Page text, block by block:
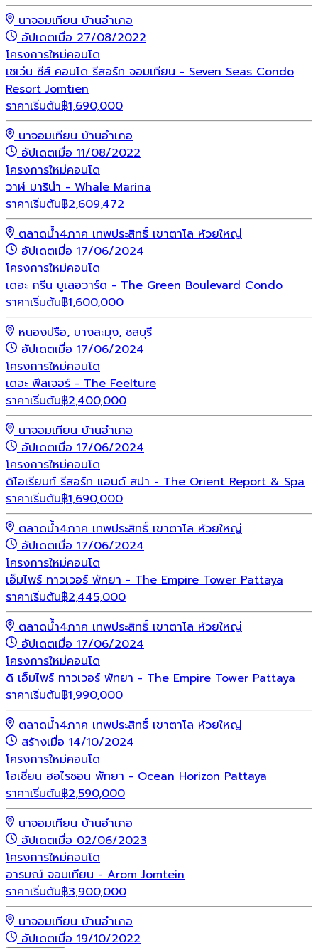
นาจอมเทียน บ้านอำเภอ
อัปเดตเมื่อ 27/08/2022
โครงการใหม่คอนโด
เซเว่น ซีส์ คอนโด รีสอร์ท จอมเทียน - Seven Seas Condo
Resort Jomtien
ราคาเริ่มต้น฿1,690,000
นาจอมเทียน บ้านอำเภอ
อัปเดตเมื่อ 11/08/2022
โครงการใหม่คอนโด
วาฬ มาริน่า - Whale Marina
ราคาเริ่มต้น฿2,609,472
ตลาดน้ำ4ภาค เทพประสิทธิ์ เขาตาโล ห้วยใหญ่
อัปเดตเมื่อ 17/06/2024
โครงการใหม่คอนโด
เดอะ กรีน บูเลอวาร์ด - The Green Boulevard Condo
ราคาเริ่มต้น฿1,600,000
หนองปรือ, บางละมุง, ชลบุรี
อัปเดตเมื่อ 17/06/2024
โครงการใหม่คอนโด
เดอะ ฟีลเจอร์ - The Feelture
ราคาเริ่มต้น฿2,400,000
นาจอมเทียน บ้านอำเภอ
อัปเดตเมื่อ 17/06/2024
โครงการใหม่คอนโด
ดิโอเรียนท์ รีสอร์ท แอนด์ สปา - The Orient Report & Spa
ราคาเริ่มต้น฿1,690,000
ตลาดน้ำ4ภาค เทพประสิทธิ์ เขาตาโล ห้วยใหญ่
อัปเดตเมื่อ 17/06/2024
โครงการใหม่คอนโด
เอ็มไพร์ ทาวเวอร์ พัทยา - The Empire Tower Pattaya
ราคาเริ่มต้น฿2,445,000
ตลาดน้ำ4ภาค เทพประสิทธิ์ เขาตาโล ห้วยใหญ่
อัปเดตเมื่อ 17/06/2024
โครงการใหม่คอนโด
ดิ เอ็มไพร์ ทาวเวอร์ พัทยา - The Empire Tower Pattaya
ราคาเริ่มต้น฿1,990,000
ตลาดน้ำ4ภาค เทพประสิทธิ์ เขาตาโล ห้วยใหญ่
สร้างเมื่อ 14/10/2024
โครงการใหม่คอนโด
โอเชี่ยน ฮอไรซอน พัทยา - Ocean Horizon Pattaya
ราคาเริ่มต้น฿2,590,000
นาจอมเทียน บ้านอำเภอ
อัปเดตเมื่อ 02/06/2023
โครงการใหม่คอนโด
อารมณ์ จอมเทียน - Arom Jomtein
ราคาเริ่มต้น฿3,900,000
นาจอมเทียน บ้านอำเภอ
อัปเดตเมื่อ 19/10/2022